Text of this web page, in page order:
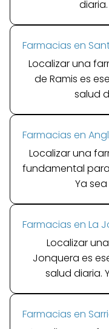
Farmacias en
Localizar una
de Ramis es
salud
Farmacias en
Localizar una
fundamental
Ya
Farmacias en La
Localizar
Jonquera es
salud diaria.
Farmacias en